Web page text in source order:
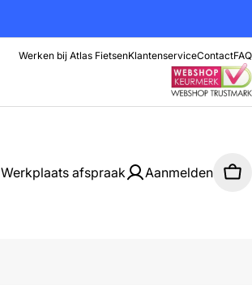
Werken bij Atlas FietsenKlantenserviceContactFAQ
Werkplaats afspraak Aanmelden